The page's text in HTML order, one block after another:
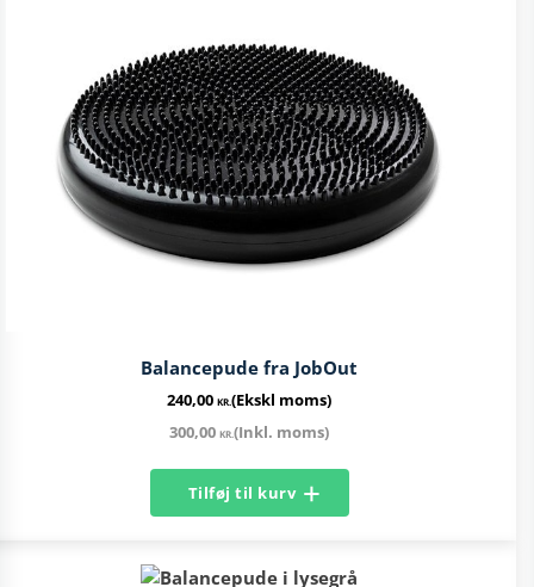
Balancepude fra JobOut​
240,00 KR.(Ekskl moms)
300,00 KR.(Inkl. moms)
Tilføj til kurv